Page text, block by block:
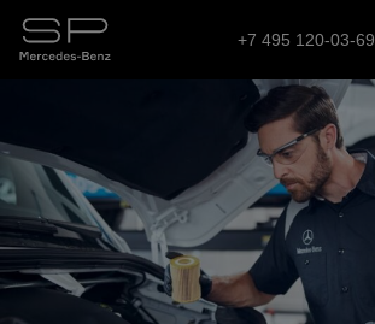
+7 495 120-03-69